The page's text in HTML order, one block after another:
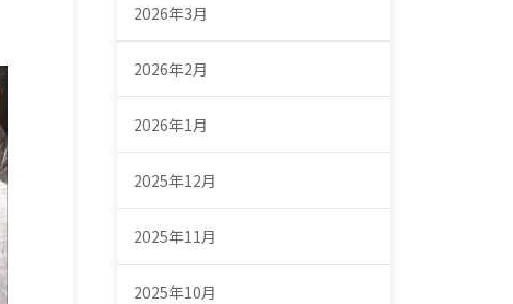
2026年3月
2026年2月
2026年1月
2025年12月
2025年11月
2025年10月